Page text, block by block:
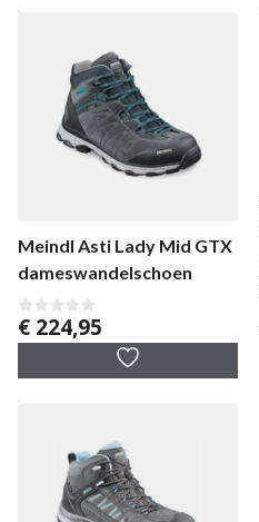
Meindl Asti Lady Mid GTX
dameswandelschoen
0
v
€ 224,95